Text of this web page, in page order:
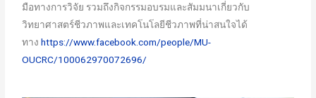
มือทางการวิจัย รวมถึงกิจกรรมอบรมและสัมมนาเกี่ยวกับ
วิทยาศาสตร์ชีวภาพและเทคโนโลยีชีวภาพที่น่าสนใจได้
ทางhttps://www.facebook.com/people/MU-
OUCRC/100062970072696/